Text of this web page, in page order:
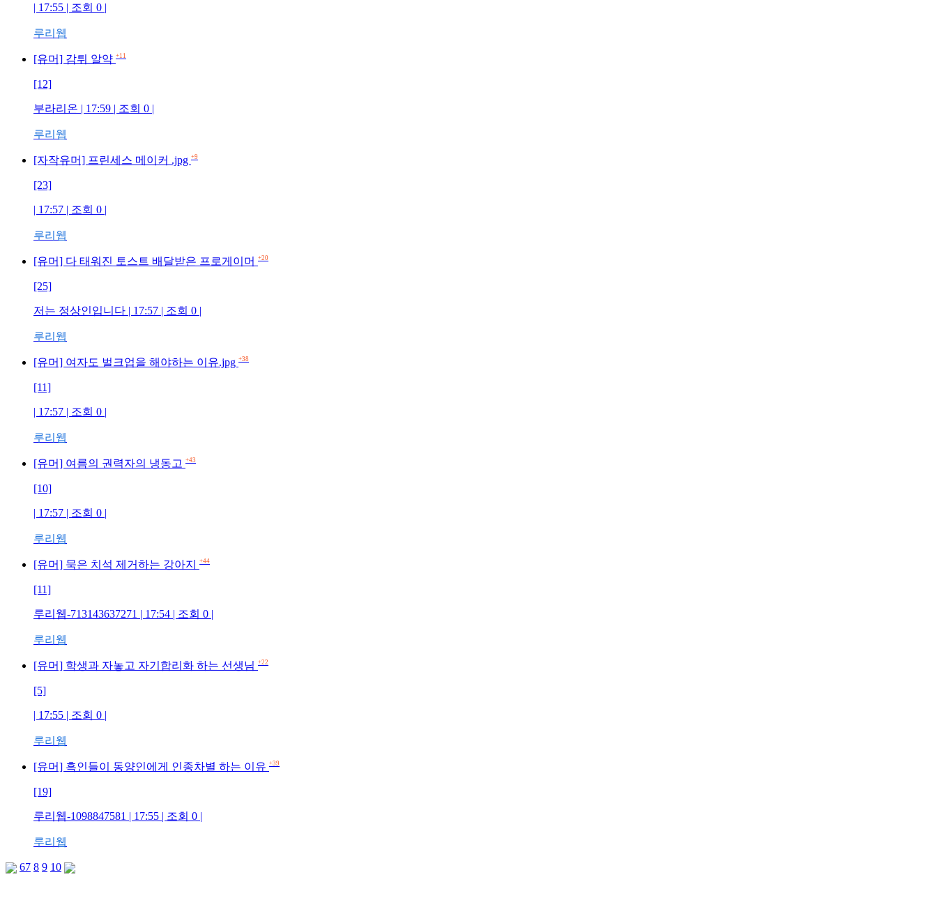
| 17:55 | 조회 0 |
루리웹
[유머] 감튀 알약 +11
[12]
부라리온 | 17:59 | 조회 0 |
루리웹
[자작유머] 프린세스 메이커 .jpg +9
[23]
| 17:57 | 조회 0 |
루리웹
[유머] 다 태워진 토스트 배달받은 프로게이머 +20
[25]
저는 정상인입니다 | 17:57 | 조회 0 |
루리웹
[유머] 여자도 벌크업을 해야하는 이유.jpg +38
[11]
| 17:57 | 조회 0 |
루리웹
[유머] 여름의 권력자의 냉동고 +43
[10]
| 17:57 | 조회 0 |
루리웹
[유머] 묵은 치석 제거하는 강아지 +44
[11]
루리웹-713143637271 | 17:54 | 조회 0 |
루리웹
[유머] 학생과 자놓고 자기합리화 하는 선생님 +22
[5]
| 17:55 | 조회 0 |
루리웹
[유머] 흑인들이 동양인에게 인종차별 하는 이유 +39
[19]
루리웹-1098847581 | 17:55 | 조회 0 |
루리웹
67 8 9 10